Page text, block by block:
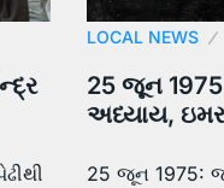
LOCAL NEWS
25 જૂન 1975:
અધ્યાય,
25 જૂન 1975: